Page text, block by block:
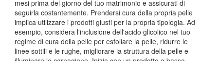
mesi prima del giorno del tuo matrimonio e assicurati di
seguirla costantemente. Prendersi cura della propria pelle
implica utilizzare i prodotti giusti per la propria tipologia. Ad
esempio, considera l'inclusione dell'acido glicolico nel tuo
regime di cura della pelle per esfoliare la pelle, ridurre le
linee sottili e le rughe, migliorare la struttura della pelle e